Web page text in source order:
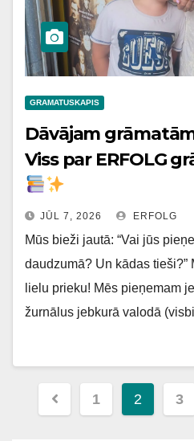
GRAMATUSKAPIS
Dāvājam
Viss par ERFOLG
JŪL 7, 2026 ERFOLG
Mūs bieži jautā: “Vai jūs
daudzumā? Un kādas
lielu prieku! Mēs pieņemam
žurnālus jebkurā valodā
Ziņu
1 2 3